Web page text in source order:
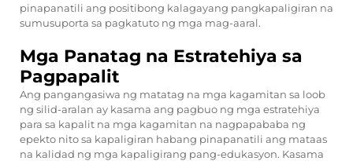
pinapanatili ang positibong kalagayang pangkapaligiran na
sumusuporta sa pagkatuto ng mga mag-aaral.
Mga Panatag na Estratehiya sa
Pagpapalit
Ang pangangasiwa ng matatag na mga kagamitan sa loob
ng silid-aralan ay kasama ang pagbuo ng mga estratehiya
para sa kapalit na mga kagamitan na nagpapababa ng
epekto nito sa kapaligiran habang pinapanatili ang mataas
na kalidad ng mga kapaligirang pang-edukasyon. Kasama